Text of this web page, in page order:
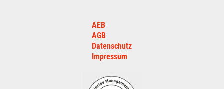
AEB
AGB
Datenschutz
Impressum